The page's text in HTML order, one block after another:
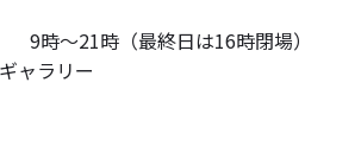
9時～21時（最終日は16時閉場）
ャラリー